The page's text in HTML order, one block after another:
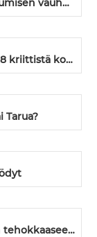
Tekoäly suorituskyvyn ja uudistumisen vauhdittajana
Johtoryhmätyön kehittämisen 8 kriittistä kohtaa – missä kunnossa on teidän johtoryhmänne?
Tarua?
5 käytännön askelta HubSpotin tehokkaaseen käyttöönottoon